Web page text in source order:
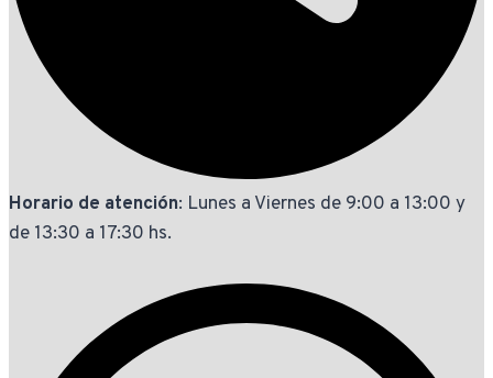
Horario de atención: Lunes a Viernes de 9:00 a 13:00 y
de 13:30 a 17:30 hs.